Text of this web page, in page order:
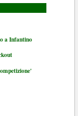
a Infantino